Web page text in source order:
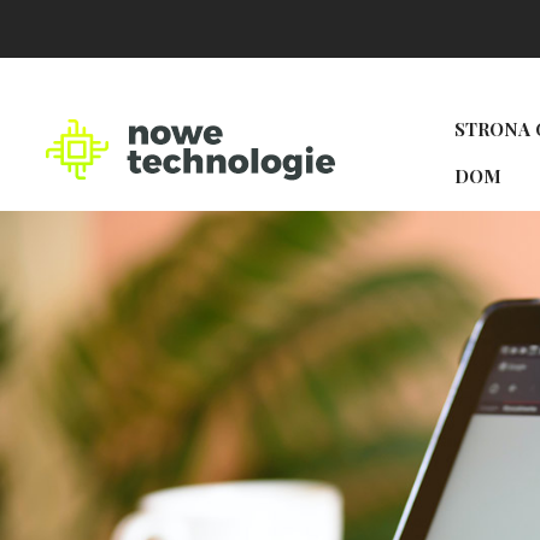
STRONA
DOM